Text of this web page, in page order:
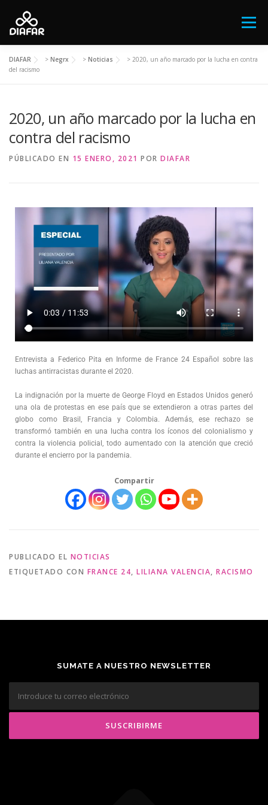
Menú
FESTIVAL ANTIRRACISTA Y ANTIFASCISTA
QUIÉNES SOMOS NOTICIAS
EL AFROARGENTINO NEGRX CONTACTO
DIAFAR > Negrx > Noticias > 2020, un año marcado por la lucha en contra
del racismo
2020, un año marcado por la lucha en
contra del racismo
PÚBLICADO EN 15 ENERO, 2021 POR DIAFAR
Entrevista a Federico Pita en Informe de France 24 Español sobre las
luchas antirracistas durante el 2020.
La indignación por la muerte de George Floyd en Estados Unidos generó
una ola de protestas en ese país que se extendieron a otras partes del
globo como Brasil, Francia y Colombia. Además, ese rechazo se
transformó también en una lucha contra los íconos del colonialismo y
contra la violencia policial, todo aumentado con la atención que creció
durante el encierro por la pandemia.
Compartir
PUBLICADO EL NOTICIAS
ETIQUETADO CON FRANCE 24, LILIANA VALENCIA, RACISMO
SUMATE A NUESTRO NEWSLETTER